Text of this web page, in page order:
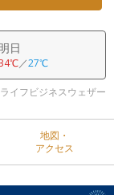
明日
／27℃
イフビジネスウェザー
地図・
アクセス